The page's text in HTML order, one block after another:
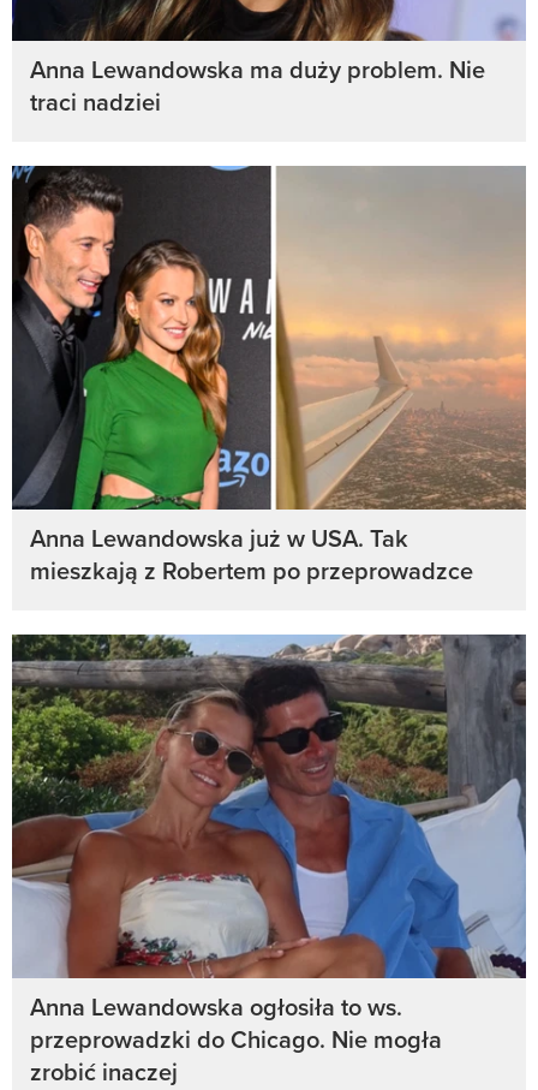
Anna Lewandowska ma duży problem. Nie
traci nadziei
Anna Lewandowska już w USA. Tak
mieszkają z Robertem po przeprowadzce
Anna Lewandowska ogłosiła to ws.
przeprowadzki do Chicago. Nie mogła
zrobić inaczej